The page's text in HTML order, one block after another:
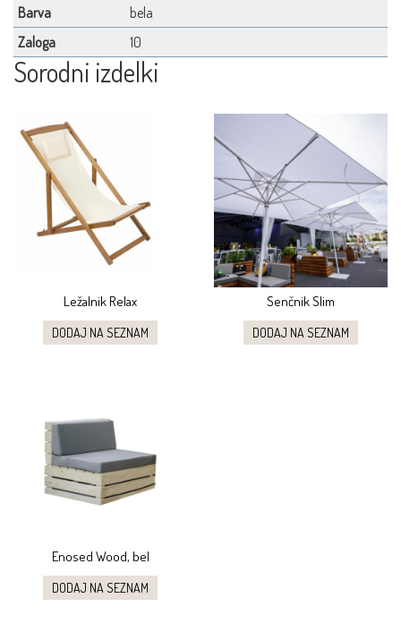
Barva
bela
Zaloga
10
Sorodni izdelki
Ležalnik Relax
DODAJ NA SEZNAM
Senčnik Slim
DODAJ NA SEZNAM
Enosed Wood, bel
DODAJ NA SEZNAM